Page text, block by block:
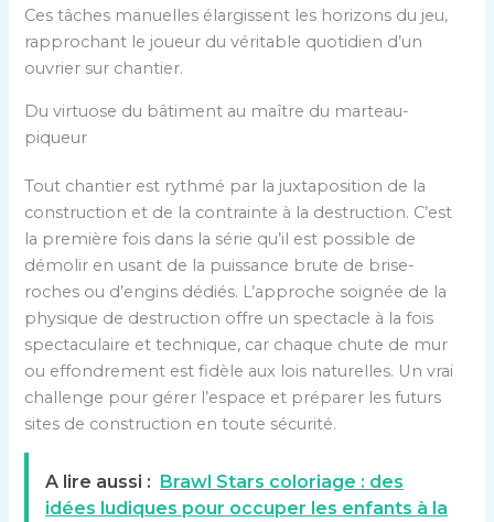
Ces tâches manuelles élargissent les horizons du jeu,
rapprochant le joueur du véritable quotidien d’un
ouvrier sur chantier.
Du virtuose du bâtiment au maître du marteau-
piqueur
Tout chantier est rythmé par la juxtaposition de la
construction et de la contrainte à la destruction. C’est
la première fois dans la série qu’il est possible de
démolir en usant de la puissance brute de brise-
roches ou d’engins dédiés. L’approche soignée de la
physique de destruction offre un spectacle à la fois
spectaculaire et technique, car chaque chute de mur
ou effondrement est fidèle aux lois naturelles. Un vrai
challenge pour gérer l’espace et préparer les futurs
sites de construction en toute sécurité.
A lire aussi : Brawl Stars coloriage : des
idées ludiques pour occuper les enfants à la